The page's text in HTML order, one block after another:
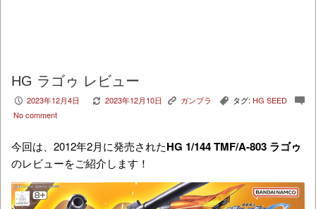
HG ラゴゥ レビュー
P 2023年12月4日 V 2023年12月10日 K ガンプラ , タグ: HG SEED c
No comment
今回は、2012年2月に発売されたHG 1/144TMF/A-803 ラゴゥ
のレビューをご紹介します！